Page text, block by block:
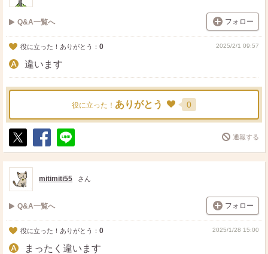
Q&A一覧へ フォロー
役に立った！ありがとう： 0 2025/2/1 09:57
違います
役に立った！ ありがとう 0
ポ
ス
ト
シ
ェ
送
る
通報する
mitimiti55 さん
Q&A一覧へ フォロー
役に立った！ありがとう： 0 2025/1/28 15:00
まったく違います